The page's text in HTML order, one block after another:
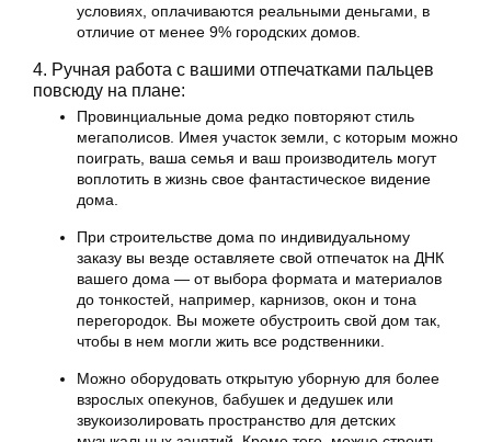
условиях, оплачиваются реальными деньгами, в
отличие от менее 9% городских домов.
4. Ручная работа с вашими отпечатками пальцев
повсюду на плане:
Провинциальные дома редко повторяют стиль
мегаполисов. Имея участок земли, с которым можно
поиграть, ваша семья и ваш производитель могут
воплотить в жизнь свое фантастическое видение
дома.
При строительстве дома по индивидуальному
заказу вы везде оставляете свой отпечаток на ДНК
вашего дома — от выбора формата и материалов
до тонкостей, например, карнизов, окон и тона
перегородок. Вы можете обустроить свой дом так,
чтобы в нем могли жить все родственники.
Можно оборудовать открытую уборную для более
взрослых опекунов, бабушек и дедушек или
звукоизолировать пространство для детских